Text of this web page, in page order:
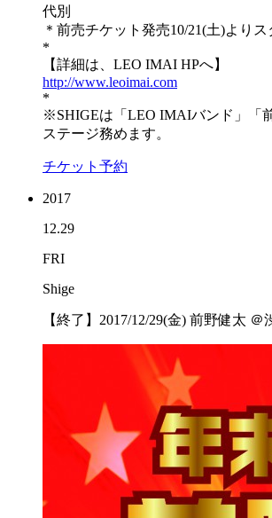
代別
＊前売チケット発売10/21(土)よりス
*
【詳細は、LEO IMAI HPへ】
http://www.leoimai.com
*
※SHIGEは「LEO IMAIバンド」「
ステージ務めます。
チケット予約
2017
12.29
FRI
Shige
【終了】2017/12/29(金) 前野健太 ＠